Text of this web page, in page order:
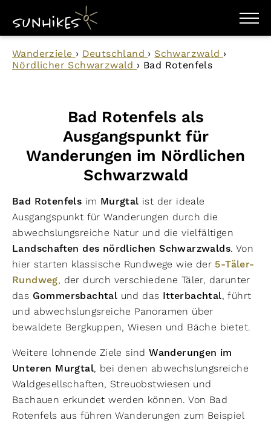
WANDERZIELE
WANDERUNGEN
ENTDECKEN
Wanderziele › Deutschland › Schwarzwald ›
Nördlicher Schwarzwald › Bad Rotenfels
Bad Rotenfels als
Ausgangspunkt für
Wanderungen im Nördlichen
Schwarzwald
Bad Rotenfels im Murgtal ist der ideale
Ausgangspunkt für Wanderungen durch die
abwechslungsreiche Natur und die vielfältigen
Landschaften des nördlichen Schwarzwalds. Von
hier starten klassische Rundwege wie der 5-Täler-
Rundweg, der durch verschiedene Täler, darunter
das Gommersbachtal und das Itterbachtal, führt
und abwechslungsreiche Panoramen über
bewaldete Bergkuppen, Wiesen und Bäche bietet.
Weitere lohnende Ziele sindWanderungen im
Unteren Murgtal, bei denen abwechslungsreiche
Waldgesellschaften, Streuobstwiesen und
Bachauen erkundet werden können. Von Bad
Rotenfels aus führen Wanderungen zum Beispiel